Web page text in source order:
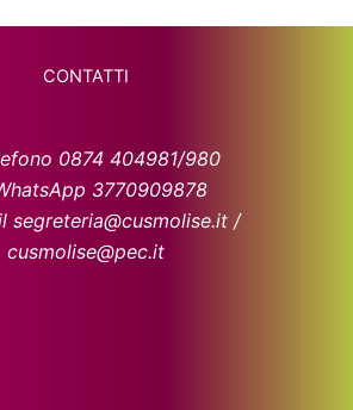
CONTATTI
0874 404981/980
3770909878
segreteria@cusmolise.it /
cusmolise@pec.it